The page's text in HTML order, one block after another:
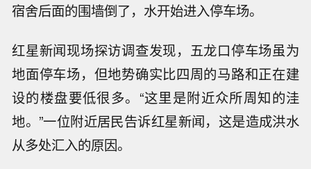
宿舍后面的围墙倒了，水开始进入停车场。
红星新闻现场探访调查发现，五龙口停车场虽为
地面停车场，但地势确实比四周的马路和正在建
设的楼盘要低很多。“这里是附近众所周知的洼
地。”一位附近居民告诉红星新闻，这是造成洪水
从多处汇入的原因。